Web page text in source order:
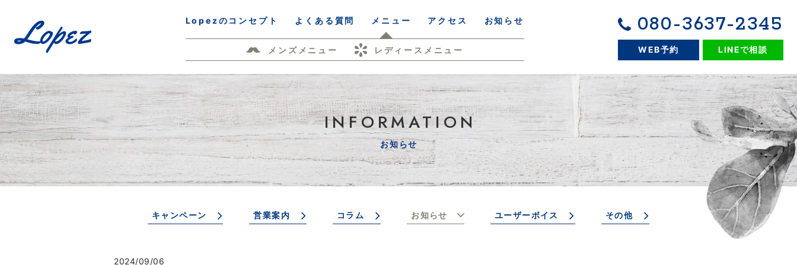
Lopezのコンセプト よくある質問 メニュー
メンズメニュー レディースメニュー
アクセス お知らせ 080-3637-2345
WEB予約 LINEで相談
INFORMATION
お知らせ
キャンペーン 営業案内 コラム お知らせ ユーザーボイス その他
2024/09/06